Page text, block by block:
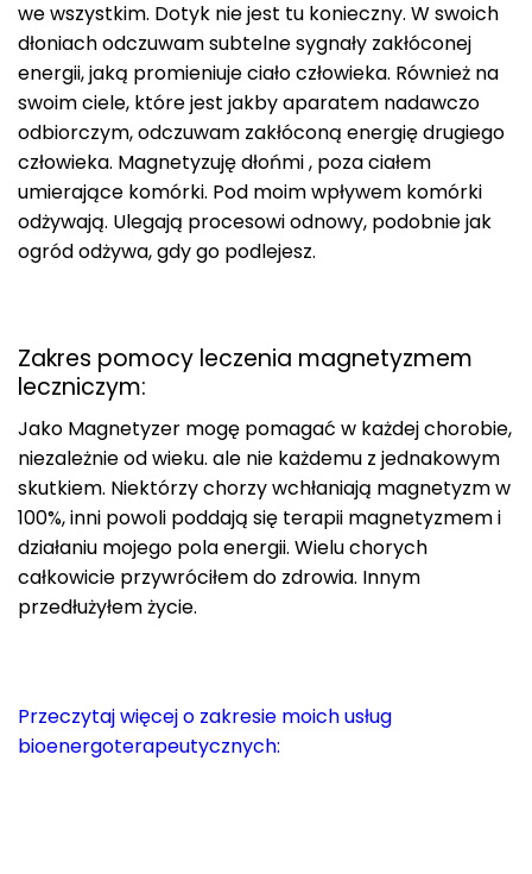
we wszystkim. Dotyk nie jest tu konieczny. W swoich
dłoniach odczuwam subtelne sygnały zakłóconej
energii, jaką promieniuje ciało człowieka. Również na
swoim ciele, które jest jakby aparatem nadawczo
odbiorczym, odczuwam zakłóconą energię drugiego
człowieka. Magnetyzuję dłońmi , poza ciałem
umierające komórki. Pod moim wpływem komórki
odżywają. Ulegają procesowi odnowy, podobnie jak
ogród odżywa, gdy go podlejesz.
Zakres pomocy leczenia magnetyzmem
leczniczym:
Jako Magnetyzer mogę pomagać w każdej chorobie,
niezależnie od wieku. ale nie każdemu z jednakowym
skutkiem. Niektórzy chorzy wchłaniają magnetyzm w
100%, inni powoli poddają się terapii magnetyzmem i
działaniu mojego pola energii. Wielu chorych
całkowicie przywróciłem do zdrowia. Innym
przedłużyłem życie.
Przeczytaj więcej o zakresie moich usług
bioenergoterapeutycznych: